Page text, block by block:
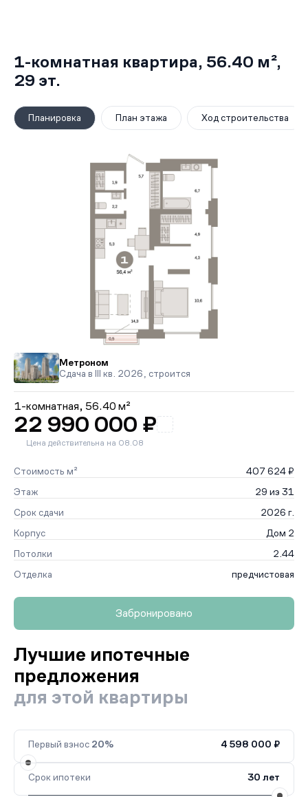
1-комнатная квартира, 56.40 м²,
29 эт.
Планировка План этажа Ход строительства
Метроном
Сдача в III кв. 2026, строится
1-комнатная, 56.40 м²
22 990 000 ₽
Цена действительна на 08.08
Стоимость м²
407 624 ₽
Этаж
29 из 31
Срок сдачи
2026 г.
Корпус
Дом 2
Потолки
2.44
Отделка
предчистовая
Забронировано
Лучшие ипотечные
предложения
для этой квартиры
Первый взнос 20% 4 598 000 ₽
Срок ипотеки 30 лет